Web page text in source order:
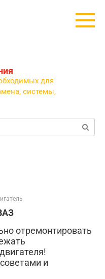
для
системы,
отремонтировать
и